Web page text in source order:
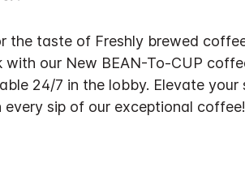
the taste of Freshly brewed
with our New BEAN-To-CUP
24/7 in the lobby. Elevate
every sip of our exceptional coffee!